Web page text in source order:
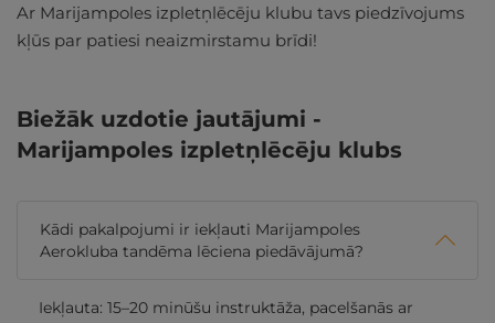
Ar Marijampoles izpletņlēcēju klubu tavs piedzīvojums
kļūs par patiesi neaizmirstamu brīdi!
Biežāk uzdotie jautājumi -
Marijampoles izpletņlēcēju klubs
Kādi pakalpojumi ir iekļauti Marijampoles
Aerokluba tandēma lēciena piedāvājumā?
Iekļauta: 15–20 minūšu instruktāža, pacelšanās ar